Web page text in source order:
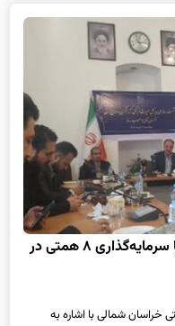
۴۸ پروژه گردشگری خراسان شمالی با سرمایه‌گذاری ۸ همتی در
شمالی با اشاره به